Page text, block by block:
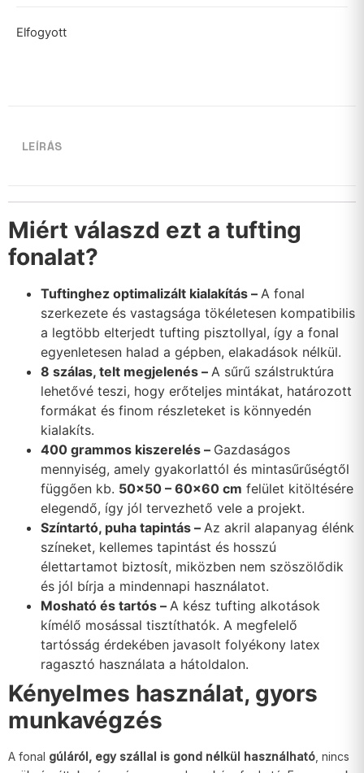
Elfogyott
LEÍRÁS
Miért válaszd ezt a tufting
fonalat?
Tuftinghez optimalizált kialakítás – A fonal
szerkezete és vastagsága tökéletesen kompatibilis
a legtöbb elterjedt tufting pisztollyal, így a fonal
egyenletesen halad a gépben, elakadások nélkül.
8 szálas, telt megjelenés – A sűrű szálstruktúra
lehetővé teszi, hogy erőteljes mintákat, határozott
formákat és finom részleteket is könnyedén
kialakíts.
400 grammos kiszerelés – Gazdaságos
mennyiség, amely gyakorlattól és mintasűrűségtől
függően kb. 50×50 – 60×60 cm felület kitöltésére
elegendő, így jól tervezhető vele a projekt.
Színtartó, puha tapintás – Az akril alapanyag élénk
színeket, kellemes tapintást és hosszú
élettartamot biztosít, miközben nem szöszölődik
és jól bírja a mindennapi használatot.
Mosható és tartós – A kész tufting alkotások
kímélő mosással tisztíthatók. A megfelelő
tartósság érdekében javasolt folyékony latex
ragasztó használata a hátoldalon.
Kényelmes használat, gyors
munkavégzés
A fonal gúláról, egy szállal is gond nélkül használható , nincs